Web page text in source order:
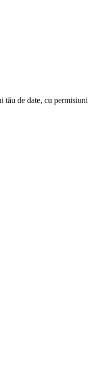
tău de date, cu permisiuni